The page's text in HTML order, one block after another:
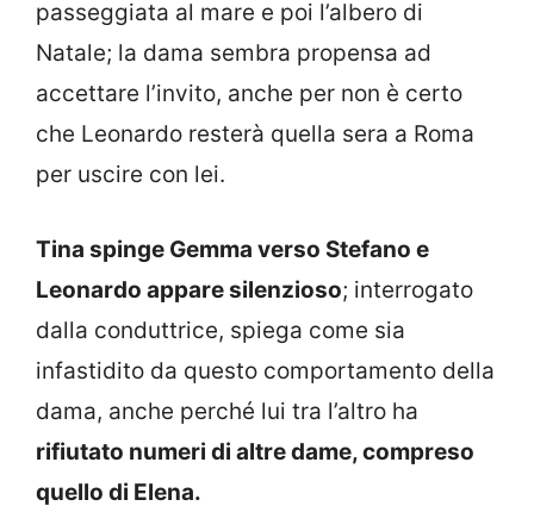
passeggiata al mare e poi l’albero di
Natale; la dama sembra propensa ad
accettare l’invito, anche per non è certo
che Leonardo resterà quella sera a Roma
per uscire con lei.
Tina spinge Gemma verso Stefano e
Leonardo appare silenzioso; interrogato
dalla conduttrice, spiega come sia
infastidito da questo comportamento della
dama, anche perché lui tra l’altro ha
rifiutato numeri di altre dame, compreso
quello di Elena.